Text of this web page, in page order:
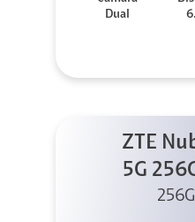
Dual
ZTE
5G